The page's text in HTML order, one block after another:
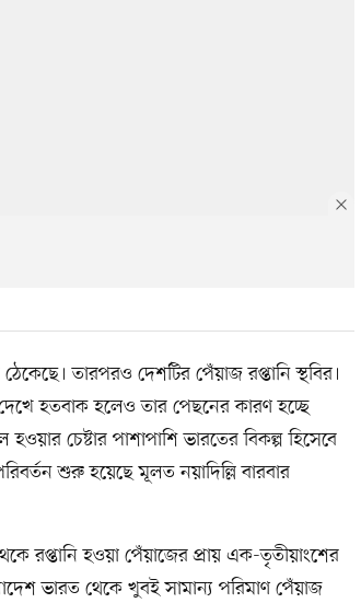
তারপরও দেশটির পেঁয়াজ রপ্তানি স্থবির।
দেখে হতবাক হলেও তার পেছনের কারণ হচ্ছে
চেষ্টার পাশাপাশি ভারতের বিকল্প হিসেবে
শুরু হয়েছে মূলত নয়াদিল্লি বারবার
রপ্তানি হওয়া পেঁয়াজের প্রায় এক-তৃতীয়াংশের
ভারত থেকে খুবই সামান্য পরিমাণ পেঁয়াজ